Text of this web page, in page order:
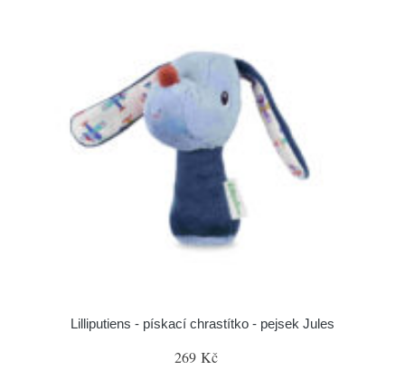
Lilliputiens - pískací chrastítko - pejsek Jules
269 Kč